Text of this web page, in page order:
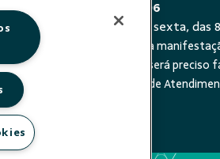
- De
0800 725 0996
De segunda a sexta, das
É a sua primeira
tema? Se sim, será preciso
com a Central de